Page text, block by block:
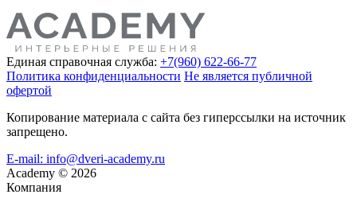
Единая справочная служба: +7(960) 622-66-77
Политика конфиденциальности Не является публичной
офертой
Копирование материала с сайта без гиперссылки на источник
запрещено.
E-mail: info@dveri-academy.ru
Academy © 2026
Компания